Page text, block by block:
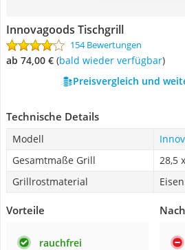
Innovagoods Tischgrill
154 Bewertungen
ab 74,00 € ( Bald wieder verfügbar)
Preisvergleich und
Technische Details
Modell
Gesamtmaße Grill
28,5
Grillrostmaterial
Eisen
Vorteile
rauchfrei